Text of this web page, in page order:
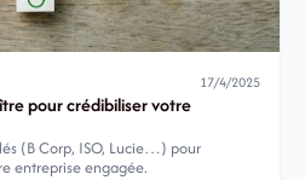
17/4/2025
pour crédibiliser votre
(B Corp, ISO, Lucie…) pour
entreprise engagée.